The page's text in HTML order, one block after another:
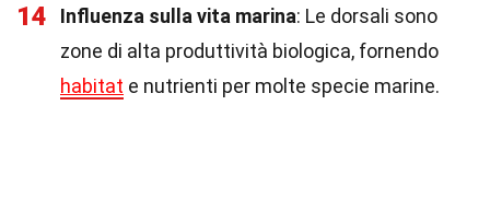
14 Influenza sulla vita marina: Le dorsali sono
zone di alta produttività biologica, fornendo
habitat e nutrienti per molte specie marine.